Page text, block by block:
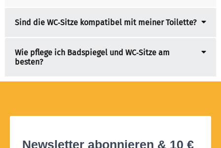
Sind die WC‑Sitze kompatibel mit meiner Toilette?
Wie pflege ich Badspiegel und WC‑Sitze am
besten?